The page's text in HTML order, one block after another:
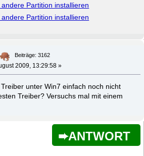
Partition installieren
Partition installieren
Beiträge: 3162
2009, 13:29:58 »
unter Win7 einfach noch nicht
Treiber? Versuchs mal mit einem
ANTWORT